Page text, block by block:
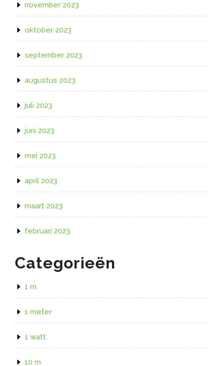
november 2023
oktober 2023
september 2023
augustus 2023
juli 2023
juni 2023
mei 2023
april 2023
maart 2023
februari 2023
Categorieën
1 m
1 meter
1 watt
10 m